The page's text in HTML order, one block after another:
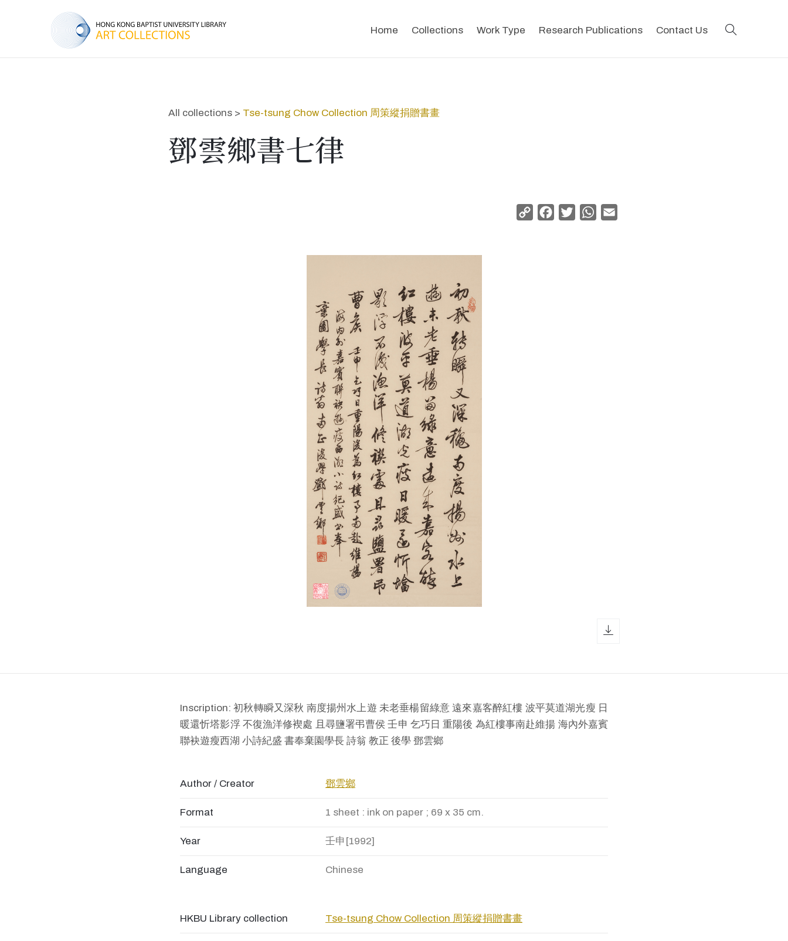
Home Collections Work Type Research Publications Contact Us
All collections > Tse-tsung Chow Collection 周策縱捐贈書畫
鄧雲鄉書七律
Copy
Facebook
TwitterWhatsApp
Inscription: 初秋轉瞬又深秋 南度揚州水上遊 未老垂楊留綠意 遠來嘉客醉紅樓 波平莫道湖光瘦 日
暖還忻塔影浮 不復漁洋修褉處 且尋鹽署弔曹侯 壬申 乞巧日 重陽後 為紅樓事南赴維揚 海內外嘉賓
聯袂遊瘦西湖 小詩紀盛 書奉棄園學長 詩翁 教正 後學 鄧雲鄉
Author / Creator 鄧雲鄉
Format 1 sheet : ink on paper ; 69 x 35 cm.
Year 壬申[1992]
Language Chinese
HKBU Library collection Tse-tsung Chow Collection 周策縱捐贈書畫